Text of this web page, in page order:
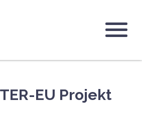
EU Projekt